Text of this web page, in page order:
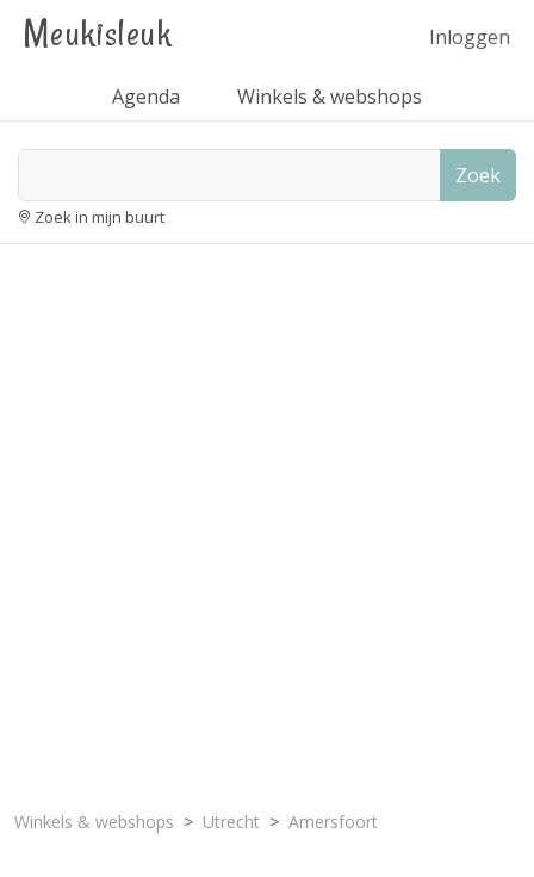
Meukisleuk Inloggen
Agenda Winkels & webshops
Zoek
Zoek in mijn buurt
Winkels & webshops Utrecht Amersfoort